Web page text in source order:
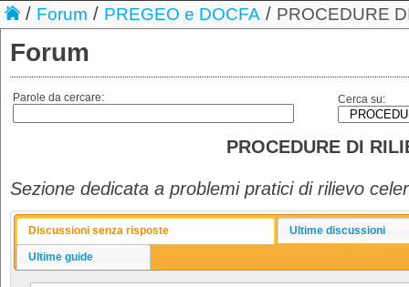
/ Forum / PREGEO e DOCFA / PROCEDURE
Forum
Parole da cercare: Cerca su:
PROCEDURE DI
Sezione dedicata a problemi pratici di rilievo
Discussioni senza risposte Ultime discussioni
Ultime guide